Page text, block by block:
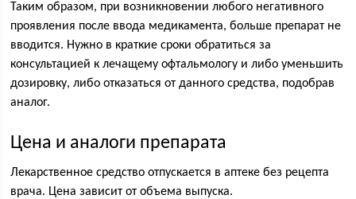
Таким образом, при возникновении любого негативного
проявления после ввода медикамента, больше препарат не
вводится. Нужно в краткие сроки обратиться за
консультацией к лечащему офтальмологу и либо уменьшить
дозировку, либо отказаться от данного средства, подобрав
аналог.
Цена и аналоги препарата
Лекарственное средство отпускается в аптеке без рецепта
врача. Цена зависит от объема выпуска.